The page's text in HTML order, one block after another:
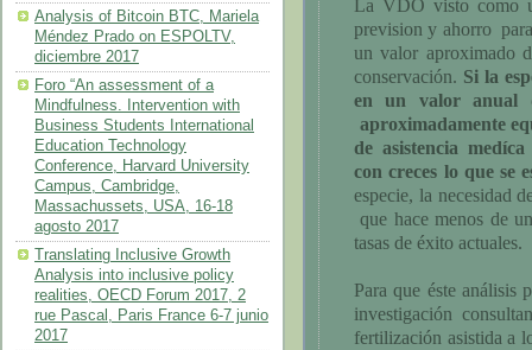
Analysis of Bitcoin BTC, Mariela
Méndez Prado on ESPOLTV,
diciembre 2017
Foro “An assessment of a
Mindfulness. Intervention with
Business Students International
Education Technology
Conference, Harvard University
Campus, Cambridge,
Massachussets, USA, 16-18
agosto 2017
Translating Inclusive Growth
Analysis into inclusive policy
realities, OECD Forum 2017, 2
rue Pascal, Paris France 6-7 junio
2017
La VDO visto como
prevision y ahorro
un valor aproximado
conservación. Si la
en un valor anual
aproximadamente
de asistencia
con creces lo que se
especie, la necesidad
que hace menos de
tasas de éxito actuales.
Para que éste análisis
investigación
fertilización asistida a